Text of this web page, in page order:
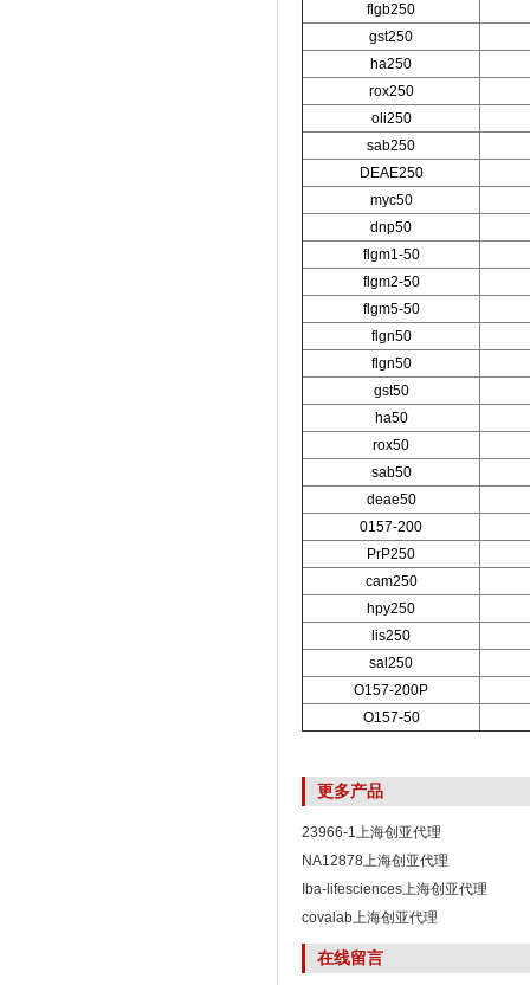
flgb250
gst250
ha250
rox250
oli250
sab250
DEAE250
myc50
dnp50
flgm1-50
flgm2-50
flgm5-50
flgn50
flgn50
gst50
ha50
rox50
sab50
deae50
0157-200
PrP250
cam250
hpy250
lis250
sal250
O157-200P
O157-50
更多产品
23966-1上海创亚代理
NA12878上海创亚代理
Iba-lifesciences上海创亚代理
covalab上海创亚代理
在线留言